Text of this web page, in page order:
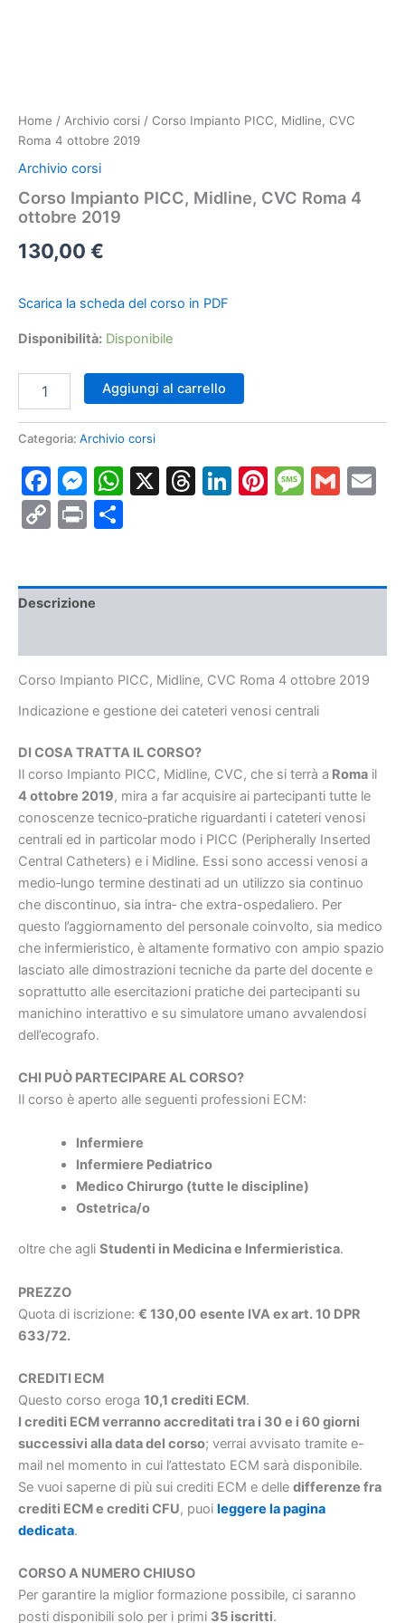
Home / Archivio corsi / Corso Impianto PICC, Midline, CVC
Roma 4 ottobre 2019
Archivio corsi
Corso Impianto PICC, Midline, CVC Roma 4
ottobre 2019
130,00 €
Scarica la scheda del corso in PDF
Disponibilità: Disponibile
Impianto
Midline,
Roma
4
ottobre
2019
Aggiungi al carrello
Categoria: Archivio corsi
Facebook
Messenger
WhatsApp
X Threads
LinkedIn
Pinterest
Copy
Print
Descrizione
Corso Impianto PICC, Midline, CVC Roma 4 ottobre 2019
Indicazione e gestione dei cateteri venosi centrali
DI COSA TRATTA IL CORSO?
Il corso Impianto PICC, Midline, CVC, che si terrà a Roma il
4 ottobre 2019, mira a far acquisire ai partecipanti tutte le
conoscenze tecnico‐pratiche riguardanti i cateteri venosi
centrali ed in particolar modo i PICC (Peripherally Inserted
Central Catheters) e i Midline. Essi sono accessi venosi a
medio‐lungo termine destinati ad un utilizzo sia continuo
che discontinuo, sia intra‐ che extra-ospedaliero. Per
questo l’aggiornamento del personale coinvolto, sia medico
che infermieristico, è altamente formativo con ampio spazio
lasciato alle dimostrazioni tecniche da parte del docente e
soprattutto alle esercitazioni pratiche dei partecipanti su
manichino interattivo e su simulatore umano avvalendosi
dell’ecografo.
CHI PUÒ PARTECIPARE AL CORSO?
Il corso è aperto alle seguenti professioni ECM:
Infermiere
Infermiere Pediatrico
Medico Chirurgo (tutte le discipline)
Ostetrica/o
oltre che agli Studenti in Medicina e Infermieristica.
PREZZO
Quota di iscrizione: € 130,00 esente IVA ex art. 10 DPR
633/72.
CREDITI ECM
Questo corso eroga 10,1 crediti ECM.
I crediti ECM verranno accreditati tra i 30 e i 60 giorni
successivi alla data del corso; verrai avvisato tramite e-
mail nel momento in cui l’attestato ECM sarà disponibile.
Se vuoi saperne di più sui crediti ECM e delle differenze fra
crediti ECM e crediti CFU, puoi leggere la pagina
dedicata.
CORSO A NUMERO CHIUSO
Per garantire la miglior formazione possibile, ci saranno
posti disponibili solo per i primi 35 iscritti.